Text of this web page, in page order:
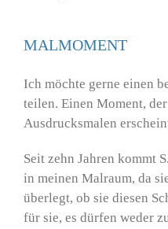
MALMOMENT
Ich möchte gerne einen
teilen. Einen Moment,
Ausdrucksmalen
Seit zehn Jahren kommt
in meinen Malraum, da
überlegt, ob sie diesen
für sie, es dürfen weder